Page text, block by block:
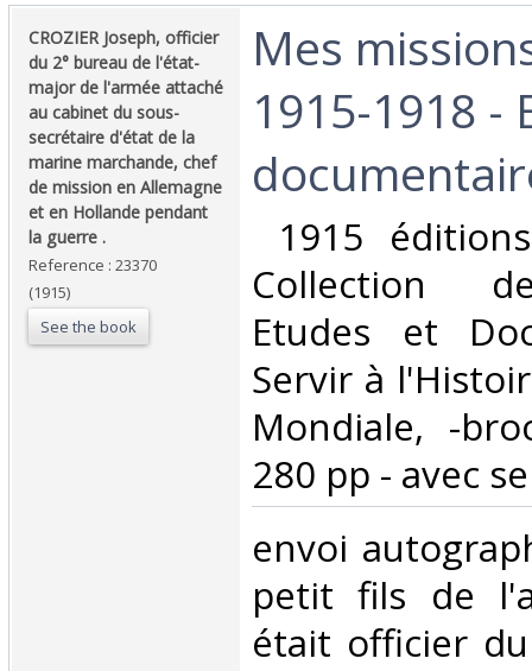
‎CROZIER Joseph, officier
du 2° bureau de l'état-
major de l'armée attaché
au cabinet du sous-
secrétaire d'état de la
marine marchande, chef
de mission en Allemagne
et en Hollande pendant
la guerre .‎
Reference : 23370
(1915)
See the book
‎Mes
1915-1918 -
1915
Collection
Etudes et
Servir à
Mondiale, -
280 pp - avec
‎envoi
petit fils de
était officier